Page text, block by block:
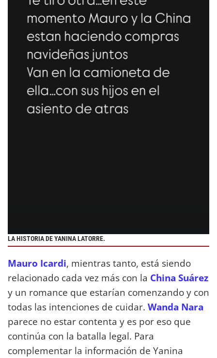
LA HISTORIA DE YANINA LATORRE.
Mauro Icardi, mientras tanto, está siendo
relacionado cada vez más con la China Suárez
y un romance que estarían comenzando y con
todas las intenciones de cuidar. Wanda Nara
parece no estar contenta y es por eso que
continúa con la batalla legal. Para
complementar la información de Yanina